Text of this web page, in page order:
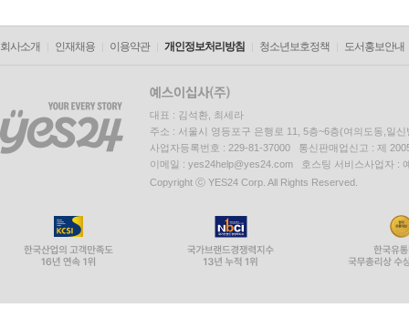
회사소개 인재채용 이용약관 개인정보처리방침 청소년보호정책 도서홍보안내
대표 : 김석환, 최세라
주소 : 서울시 영등포구 은행로 11, 5층~6층(여의도동,일신
사업자등록번호 : 229-81-37000 통신판매업신고 : 제
이메일 : yes24help@yes24.com 호스팅 서비스사업자 :
Copyright ⓒ YES24 Corp. All Rights Reserved.